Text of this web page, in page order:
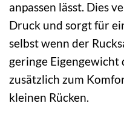
anpassen lässt. Dies
Druck und sorgt für
selbst wenn der
geringe Eigengewicht
zusätzlich zum
kleinen Rücken.